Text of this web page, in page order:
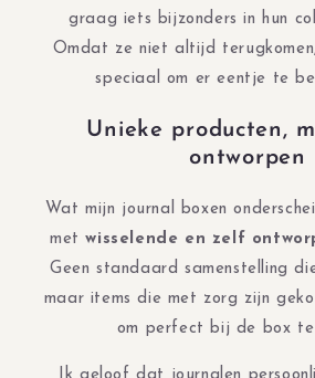
graag iets bijzonders in hun
Omdat ze niet altijd
speciaal om er eentje te
Unieke producten,
ontworpen
Wat mijn journal boxen
metwisselende en zelf
Geen standaard samenstelling
maar items die met zorg zijn
om perfect bij de box te